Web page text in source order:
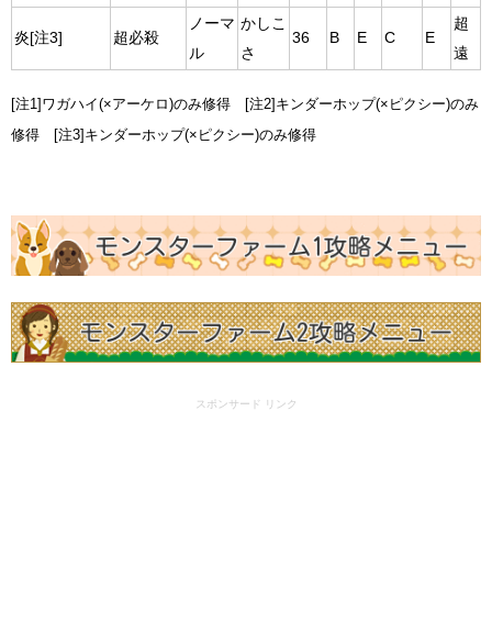
炎[注3] 超必殺
ノーマ
ル
かしこ
さ
36 B E C E
超
遠
[注1]ワガハイ(×アーケロ)のみ修得 [注2]キンダーホップ(×ピクシー)のみ
修得 [注3]キンダーホップ(×ピクシー)のみ修得
スポンサード リンク